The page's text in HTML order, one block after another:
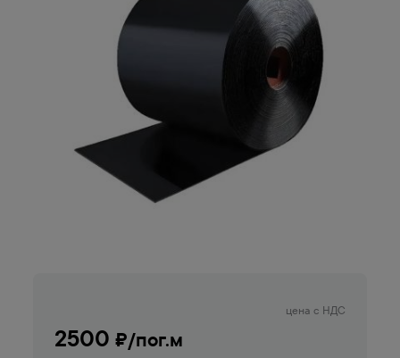
цена с НДС
2500 ₽/пог.м